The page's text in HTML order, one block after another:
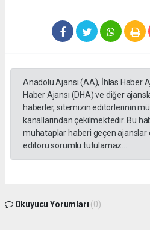
Anadolu Ajansı (AA), İhlas Haber
Haber Ajansı (DHA) ve diğer
haberler, sitemizin editörlerinin
kanallarından çekilmektedir. Bu
muhataplar haberi geçen ajanslar
editörü sorumlu tutulamaz...
Okuyucu Yorumları (0)